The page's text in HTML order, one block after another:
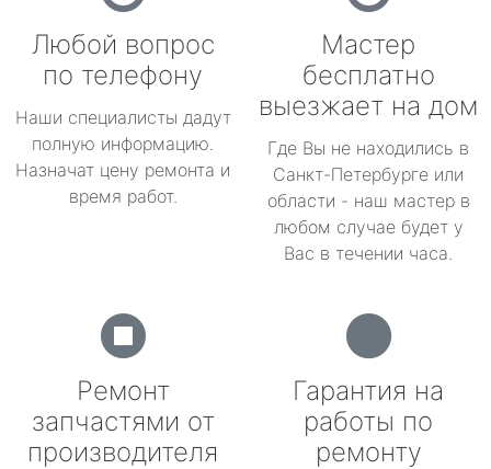
Любой вопрос
по телефону
Наши специалисты дадут
полную информацию.
Назначат цену ремонта и
время работ.
Мастер
бесплатно
выезжает на дом
Где Вы не находились в
Санкт-Петербурге или
области - наш мастер в
любом случае будет у
Вас в течении часа.
Ремонт
запчастями от
производителя
Гарантия на
работы по
ремонту